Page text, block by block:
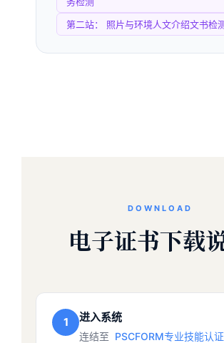
第二站： 照片与环境人文介绍文书检
DOWNLOAD
电子证书下载
1 进入系统
连结至 PSCFORM专业技能认证